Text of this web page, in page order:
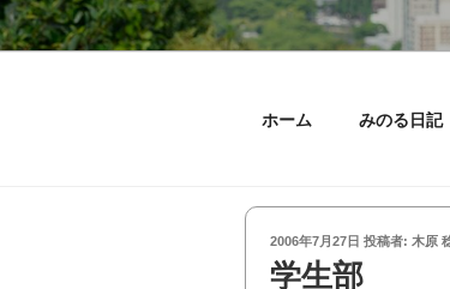
ス
キ
ホーム みのる日記
投
稿
日:
2006年7月27日 投稿者: 木原
学生部